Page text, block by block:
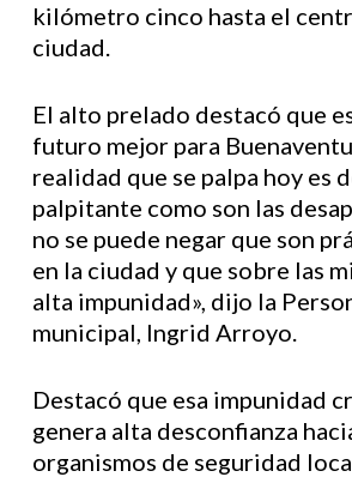
kilómetro cinco hasta el
ciudad.
El alto prelado destacó que
futuro mejor para
realidad que se palpa hoy es
palpitante como son las
no se puede negar que son
en la ciudad y que sobre las
alta impunidad», dijo la
municipal, Ingrid Arroyo.
Destacó que esa impunidad
genera alta desconfianza
organismos de seguridad